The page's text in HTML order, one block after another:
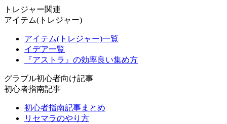
トレジャー関連
アイテム(トレジャー)
アイテム(トレジャー)一覧
イデア一覧
『アストラ』の効率良い集め方
グラブル初心者向け記事
初心者指南記事
初心者指南記事まとめ
リセマラのやり方